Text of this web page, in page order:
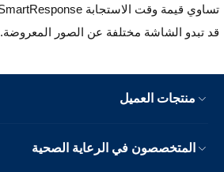
تساوي قيمة وقت الاستجابة SmartResponse
قد تبدو الشاشة مختلفة عن الصور المعروضة.
منتجات العميل
المتخصصون في الرعاية الصحية